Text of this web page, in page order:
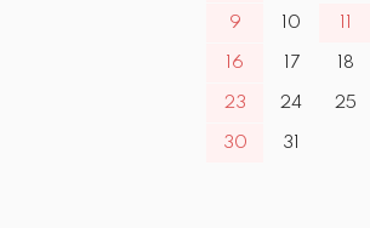
9 10
16 17 18
23 24 25
30 31